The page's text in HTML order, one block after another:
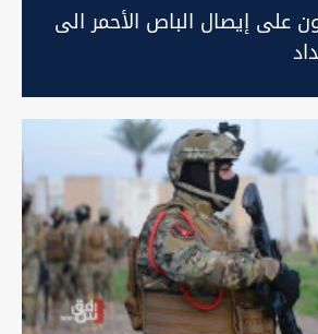
على إيصال الباص الأحمر الى